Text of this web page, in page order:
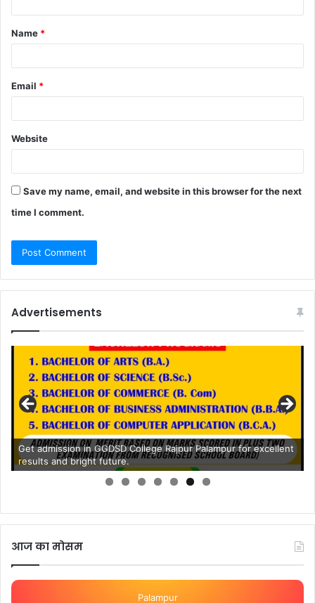
Name *
Email *
Website
Save my name, email, and website in this browser for the next
time I comment.
Advertisements
Get admission in GGDSD College Rajpur Palampur for excellent
results and bright future.
आज का मोसम
Palampur